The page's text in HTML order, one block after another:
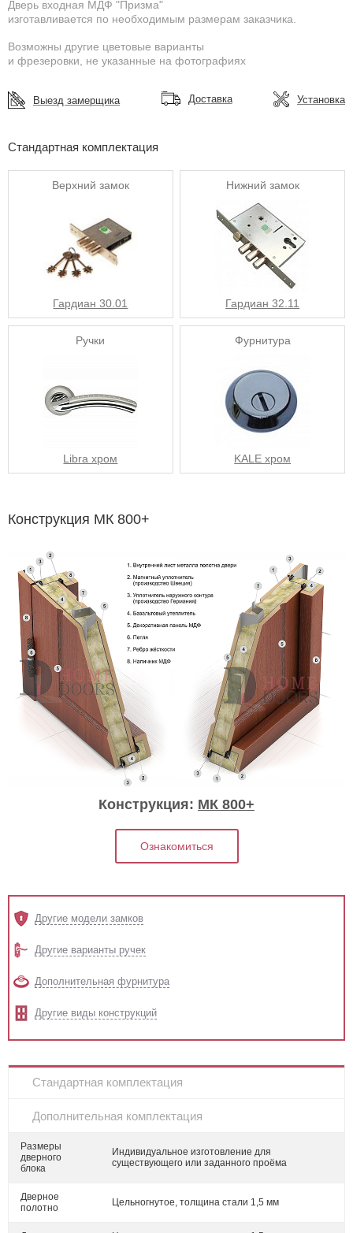
Дверь входная МДФ "Призма"
изготавливается по необходимым размерам заказчика.
Возможны другие цветовые варианты
и фрезеровки, не указанные на фотографиях
Выезд замерщика Доставка Установка
Стандартная комплектация
Верхний замок
Гардиан 30.01
Нижний замок
Гардиан 32.11
Ручки
Libra хром
Фурнитура
KALE хром
Конструкция МК 800+
Конструкция: МК 800+
Ознакомиться
Другие модели замков
Другие варианты ручек
Дополнительная фурнитура
Другие виды конструкций
Стандартная комплектация
Дополнительная комплектация
Размеры
дверного
блока
Индивидуальное изготовление для
существующего или заданного проёма
Дверное
полотно
Цельногнутое, толщина стали 1,5 мм